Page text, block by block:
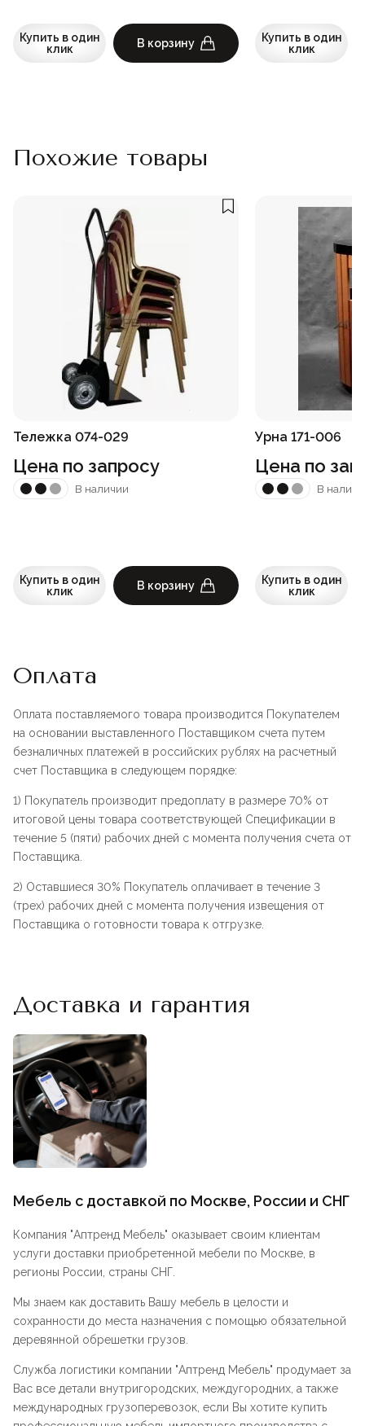
Купить в один
клик
В корзину
Купить в один
клик
Похожие товары
Тележка 074-029
Цена по запросу
В наличии
Купить в один
клик
В корзину
Урна 171-006
Цена по
В
Купить в один
клик
Оплата
Оплата поставляемого товара производится Покупателем
на основании выставленного Поставщиком счета путем
безналичных платежей в российских рублях на расчетный
счет Поставщика в следующем порядке:
1) Покупатель производит предоплату в размере 70% от
итоговой цены товара соответствующей Спецификации в
течение 5 (пяти) рабочих дней с момента получения счета от
Поставщика.
2) Оставшиеся 30% Покупатель оплачивает в течение 3
(трех) рабочих дней с момента получения извещения от
Поставщика о готовности товара к отгрузке.
Доставка и гарантия
Мебель с доставкой по Москве, России и СНГ
Компания "Аптренд Мебель" оказывает своим клиентам
услуги доставки приобретенной мебели по Москве, в
регионы России, страны СНГ.
Мы знаем как доставить Вашу мебель в целости и
сохранности до места назначения с помощью обязательной
деревянной обрешетки грузов.
Служба логистики компании "Аптренд Мебель" продумает за
Вас все детали внутригородских, междугородних, а также
международных грузоперевозок, если Вы хотите купить